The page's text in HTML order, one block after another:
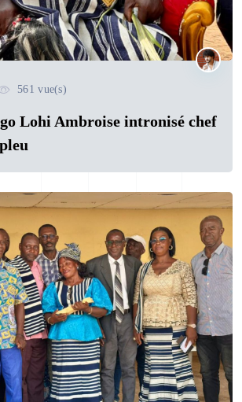
561 vue(s)
Lohi Ambroise intronisé chef